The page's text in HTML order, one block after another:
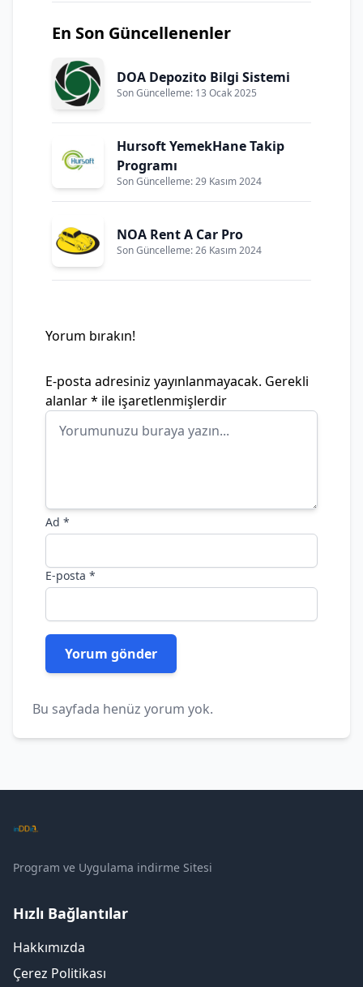
En Son Güncellenenler
DOA Depozito Bilgi Sistemi
Son Güncelleme: 13 Ocak 2025
Hursoft YemekHane Takip
Programı
Son Güncelleme: 29 Kasım 2024
NOA Rent A Car Pro
Son Güncelleme: 26 Kasım 2024
Yorum bırakın!
E-posta adresiniz yayınlanmayacak. Gerekli
alanlar* ile işaretlenmişlerdir
Ad *
E-posta *
Bu sayfada henüz yorum yok.
Program ve Uygulama indirme Sitesi
Hızlı Bağlantılar
Hakkımızda
Çerez Politikası